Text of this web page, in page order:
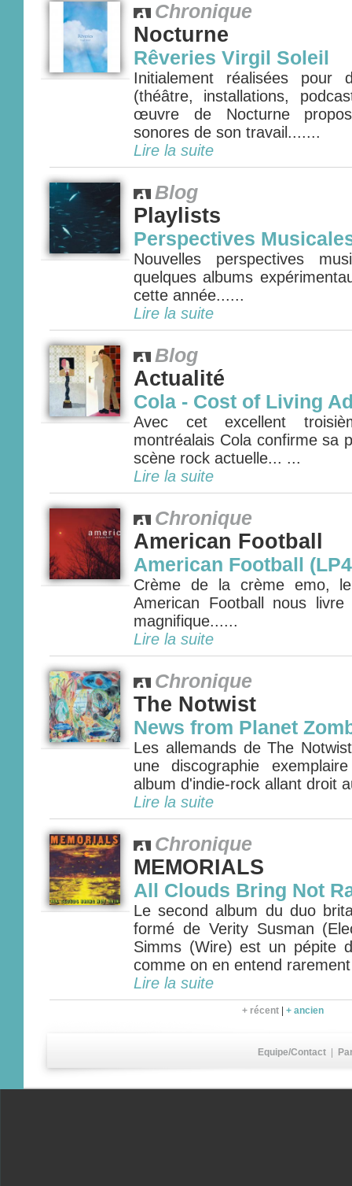
Chronique
Nocturne
Rêveries Virgil Soleil
Initialement réalisées pour
(théâtre, installations,
œuvre de Nocturne
sonores de son travail.......
Lire la suite
Blog
Playlists
Perspectives
Nouvelles perspectives
quelques albums
cette année......
Lire la suite
Blog
Actualité
Cola - Cost of Living
Avec cet excellent
montréalais Cola confirme sa
scène rock actuelle... ...
Lire la suite
Chronique
American Football
American Football
Crème de la crème emo,
American Football nous
magnifique......
Lire la suite
Chronique
The Notwist
News from Planet
Les allemands de The
une discographie
album d'indie-rock allant droit
Lire la suite
Chronique
MEMORIALS
All Clouds Bring Not
Le second album du duo
formé de Verity Susman
Simms (Wire) est un pépite
comme on en entend
Lire la suite
+ récent + ancien
Equipe/Contact